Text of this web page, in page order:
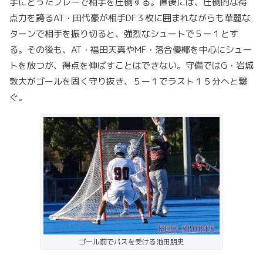
点力を誇るAT・田代豪が相手DF３枚に囲まれながらも華麗な
ターンで相手を振り切ると、強烈なシュートで５ー１とす
る。その後も、AT・福田天真やMF・落合優椰を中心にシュー
トを放つが、得点を伸ばすことはできない。守備ではG・岩城
敦大がゴールを固く守り抜き、５ー１でラスト１５分へと繋
ぐ。
ゴール前でパスを受ける池田朋史